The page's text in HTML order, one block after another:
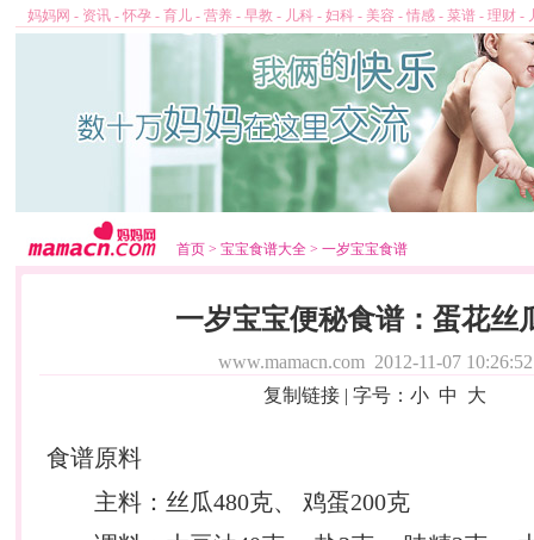
妈妈网 - 资讯 - 怀孕 - 育儿 - 营养 - 早教 - 儿科 - 妇科 - 美容 - 情感 - 菜谱 - 理财 -
首页 > 宝宝食谱大全 > 一岁宝宝食谱
一岁宝宝便秘食谱：蛋花丝
www.mamacn.com 2012-11-07 10:26:52
复制链接 | 字号： 小 中 大
食谱原料
主料：丝瓜480克、 鸡蛋200克